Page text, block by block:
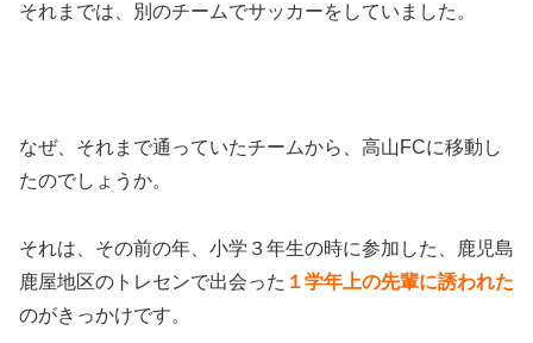
それまでは、別のチームでサッカーをしていました。
なぜ、それまで通っていたチームから、高山FCに移動し
たのでしょうか。
それは、その前の年、小学３年生の時に参加した、鹿児島
鹿屋地区のトレセンで出会った １学年上の先輩に誘われた
のがきっかけです。